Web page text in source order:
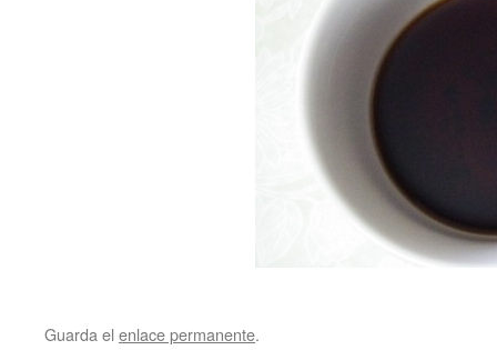
Guarda el enlace permanente.